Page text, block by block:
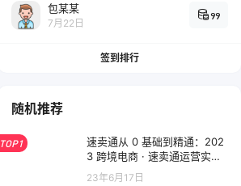
包某某
7月22日
99
签到排行
随机推荐
TOP1
速卖通从 0 基础到精通：202
3 跨境电商 · 速卖通运营实战
全流程
23年6月17日